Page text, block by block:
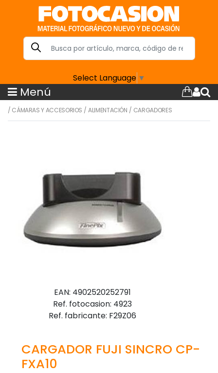
Select Language ▼
Menú
/ CÁMARAS Y ACCESORIOS /ALIMENTACIÓN / CARGADORES
EAN: 4902520252791
Ref. fotocasion: 4923
Ref. fabricante: F29Z06
CARGADOR FUJI SINCRO CP-
FXA10